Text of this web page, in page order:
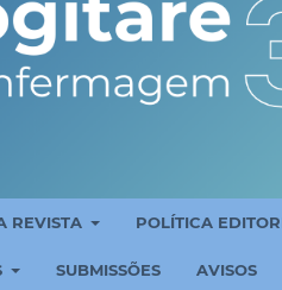
REVISTA POLÍTICA
SUBMISSÕES AVISOS